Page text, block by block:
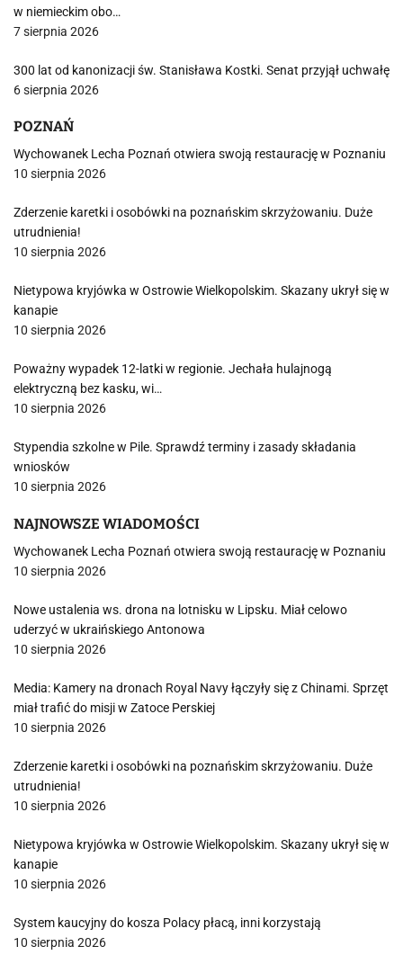
w niemieckim obo…
7 sierpnia 2026
300 lat od kanonizacji św. Stanisława Kostki. Senat przyjął uchwałę
6 sierpnia 2026
POZNAŃ
Wychowanek Lecha Poznań otwiera swoją restaurację w Poznaniu
10 sierpnia 2026
Zderzenie karetki i osobówki na poznańskim skrzyżowaniu. Duże
utrudnienia!
10 sierpnia 2026
Nietypowa kryjówka w Ostrowie Wielkopolskim. Skazany ukrył się w
kanapie
10 sierpnia 2026
Poważny wypadek 12-latki w regionie. Jechała hulajnogą
elektryczną bez kasku, wi…
10 sierpnia 2026
Stypendia szkolne w Pile. Sprawdź terminy i zasady składania
wniosków
10 sierpnia 2026
NAJNOWSZE WIADOMOŚCI
Wychowanek Lecha Poznań otwiera swoją restaurację w Poznaniu
10 sierpnia 2026
Nowe ustalenia ws. drona na lotnisku w Lipsku. Miał celowo
uderzyć w ukraińskiego Antonowa
10 sierpnia 2026
Media: Kamery na dronach Royal Navy łączyły się z Chinami. Sprzęt
miał trafić do misji w Zatoce Perskiej
10 sierpnia 2026
Zderzenie karetki i osobówki na poznańskim skrzyżowaniu. Duże
utrudnienia!
10 sierpnia 2026
Nietypowa kryjówka w Ostrowie Wielkopolskim. Skazany ukrył się w
kanapie
10 sierpnia 2026
System kaucyjny do kosza Polacy płacą, inni korzystają
10 sierpnia 2026